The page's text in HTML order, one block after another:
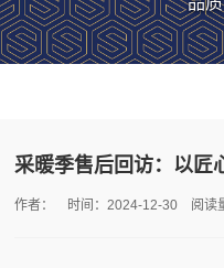
采暖季售后回访：以匠
作者： 时间：2024-12-30 阅读